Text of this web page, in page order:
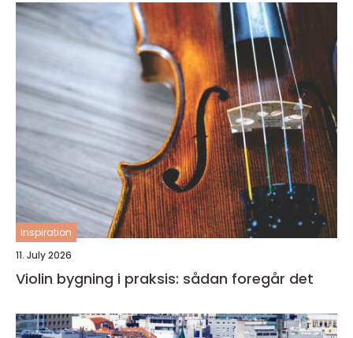
inspiration
11. July 2026
Violin bygning i praksis: sådan foregår det